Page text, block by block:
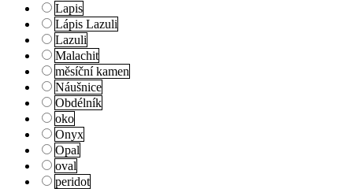
Lapis
Lápis Lazuli
Lazuli
Malachit
měsíční kamen
Náušnice
Obdélník
oko
Onyx
Opal
oval
peridot